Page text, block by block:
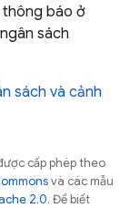
thông báo ở
sách
sách và cảnh
cấp phép theo
và các mẫu
2.0. Để biết